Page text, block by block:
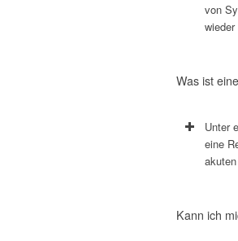
von
wieder
Was ist
Unter
eine
Kann ich